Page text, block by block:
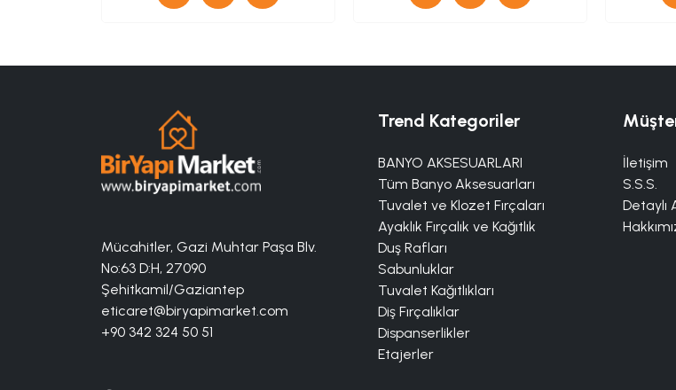
Mücahitler, Gazi Muhtar Paşa Blv.
No:63 D:H, 27090
Şehitkamil/Gaziantep
eticaret@biryapimarket.com
+90 342 324 50 51
Trend Kategoriler
BANYO AKSESUARLARI
Tüm Banyo Aksesuarları
Tuvalet ve Klozet Fırçaları
Ayaklık Fırçalık ve Kağıtlık
Duş Rafları
Sabunluklar
Tuvalet Kağıtlıkları
Diş Fırçalıklar
Dispanserlikler
Etajerler
İletişim
S.S.S.
Detaylı